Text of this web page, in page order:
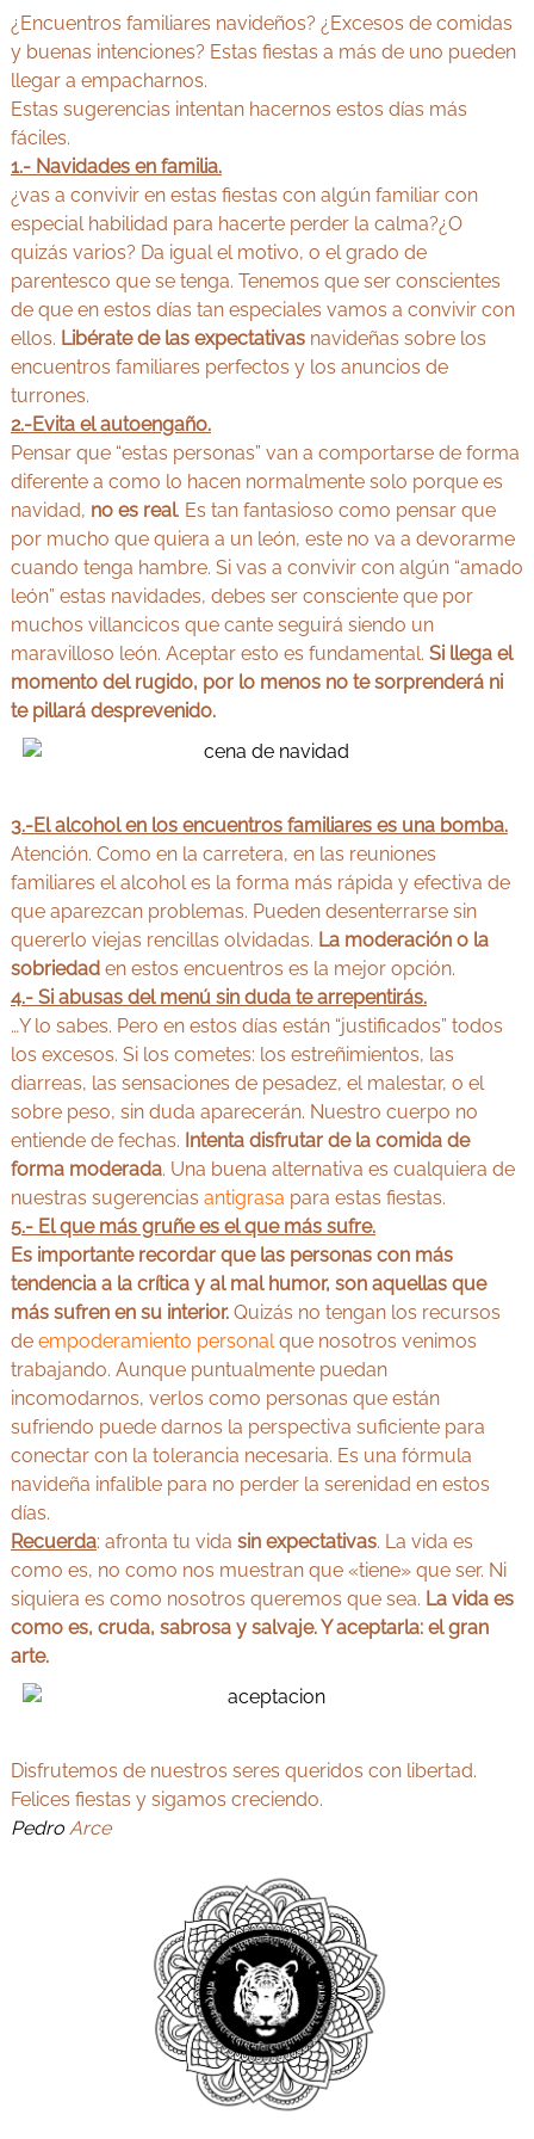
Y
o
g
a
y
A
y
u
r
v
e
d
a
e
d
e
n
M
d
r
i
d
¿Encuentros familiares navideños? ¿Excesos de comidas
y buenas intenciones? Estas fiestas a más de uno pueden
llegar a empacharnos.
Estas sugerencias intentan hacernos estos días más
fáciles.
1.- Navidades en familia.
¿vas a convivir en estas fiestas con algún familiar con
especial habilidad para hacerte perder la calma?¿O
quizás varios? Da igual el motivo, o el grado de
parentesco que se tenga. Tenemos que ser conscientes
de que en estos días tan especiales vamos a convivir con
ellos. Libérate de las expectativasnavideñas sobre los
encuentros familiares perfectos y los anuncios de
turrones.
2.-Evita el autoengaño.
Pensar que “estas personas” van a comportarse de forma
diferente a como lo hacen normalmente solo porque es
navidad, no es real. Es tan fantasioso como pensar que
por mucho que quiera a un león, este no va a devorarme
cuando tenga hambre. Si vas a convivir con algún “amado
león” estas navidades, debes ser consciente que por
muchos villancicos que cante seguirá siendo un
maravilloso león. Aceptar esto es fundamental. Si llega el
momento del rugido, por lo menos no te sorprenderá ni
te pillará desprevenido.
3.-El alcohol en los encuentros familiares es una bomba.
Atención. Como en la carretera, en las reuniones
familiares el alcohol es la forma más rápida y efectiva de
que aparezcan problemas. Pueden desenterrarse sin
quererlo viejas rencillas olvidadas. La moderación o la
sobriedaden estos encuentros es la mejor opción.
4.- Si abusas del menú sin duda te arrepentirás.
…Y lo sabes. Pero en estos días están “justificados” todos
los excesos. Si los cometes: los estreñimientos, las
diarreas, las sensaciones de pesadez, el malestar, o el
sobre peso, sin duda aparecerán. Nuestro cuerpo no
entiende de fechas. Intenta disfrutar de la comida de
forma moderada. Una buena alternativa es cualquiera de
nuestras sugerencias antigrasa para estas fiestas.
5.- El que más gruñe es el que más sufre.
Es importante recordar que las personas con más
tendencia a la crítica y al mal humor, son aquellas que
más sufren en su interior.Quizás no tengan los recursos
de empoderamiento personalque nosotros venimos
trabajando. Aunque puntualmente puedan
incomodarnos, verlos como personas que están
sufriendo puede darnos la perspectiva suficiente para
conectar con la tolerancia necesaria. Es una fórmula
navideña infalible para no perder la serenidad en estos
días.
Recuerda: afronta tu vida sin expectativas. La vida es
como es, no como nos muestran que «tiene» que ser. Ni
siquiera es como nosotros queremos que sea. La vida es
como es, cruda, sabrosa y salvaje.Y aceptarla: el gran
arte.
Disfrutemos de nuestros seres queridos con libertad.
Felices fiestas y sigamos creciendo.
PedroArce